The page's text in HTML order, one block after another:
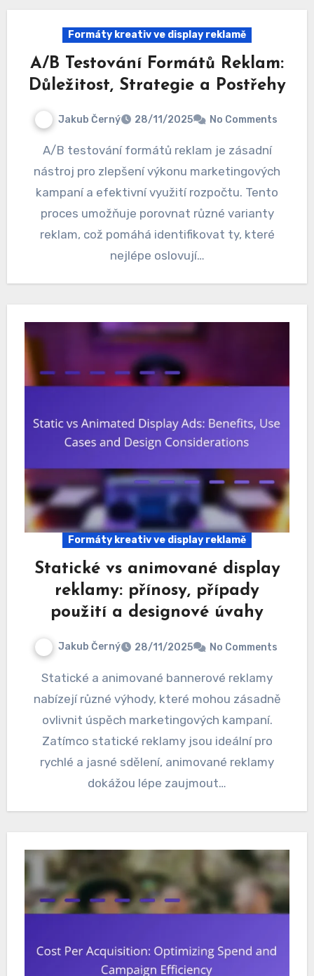
Formáty kreativ ve display reklamě
A/B Testování Formátů Reklam:
Důležitost, Strategie a Postřehy
Jakub Černý 28/11/2025 No Comments
A/B testování formátů reklam je zásadní
nástroj pro zlepšení výkonu marketingových
kampaní a efektivní využití rozpočtu. Tento
proces umožňuje porovnat různé varianty
reklam, což pomáhá identifikovat ty, které
nejlépe oslovují…
Formáty kreativ ve display reklamě
Statické vs animované display
reklamy: přínosy, případy
použití a designové úvahy
Jakub Černý 28/11/2025 No Comments
Statické a animované bannerové reklamy
nabízejí různé výhody, které mohou zásadně
ovlivnit úspěch marketingových kampaní.
Zatímco statické reklamy jsou ideální pro
rychlé a jasné sdělení, animované reklamy
dokážou lépe zaujmout…